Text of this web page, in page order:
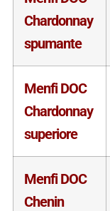
Chardonnay
spumante
Menfi DOC
Chardonnay
superiore
Menfi DOC
Chenin